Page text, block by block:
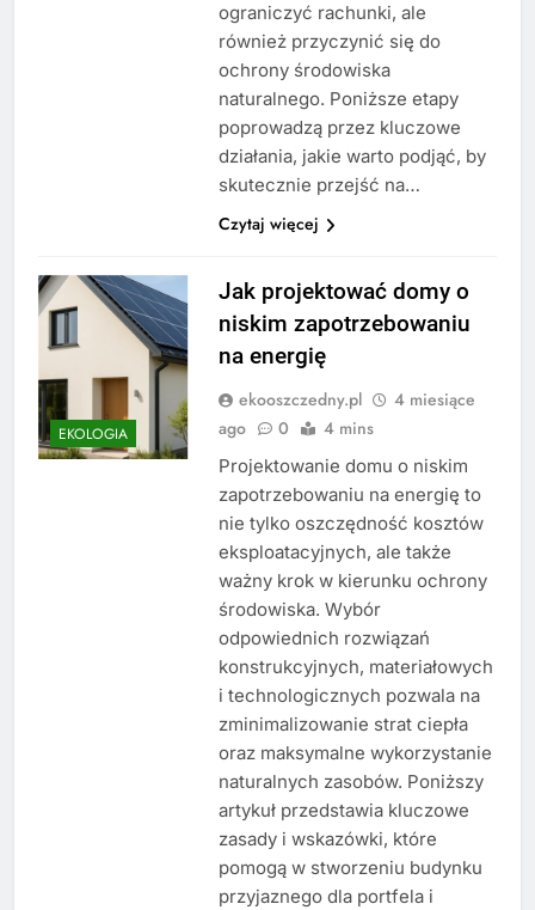
ograniczyć rachunki, ale
również przyczynić się do
ochrony środowiska
naturalnego. Poniższe etapy
poprowadzą przez kluczowe
działania, jakie warto podjąć, by
skutecznie przejść na…
Czytaj więcej
EKOLOGIA
Jak projektować domy o
niskim zapotrzebowaniu
na energię
ekooszczedny.pl
4 miesiące
ago
0 4 mins
Projektowanie domu o niskim
zapotrzebowaniu na energię to
nie tylko oszczędność kosztów
eksploatacyjnych, ale także
ważny krok w kierunku ochrony
środowiska. Wybór
odpowiednich rozwiązań
konstrukcyjnych, materiałowych
i technologicznych pozwala na
zminimalizowanie strat ciepła
oraz maksymalne wykorzystanie
naturalnych zasobów. Poniższy
artykuł przedstawia kluczowe
zasady i wskazówki, które
pomogą w stworzeniu budynku
przyjaznego dla portfela i